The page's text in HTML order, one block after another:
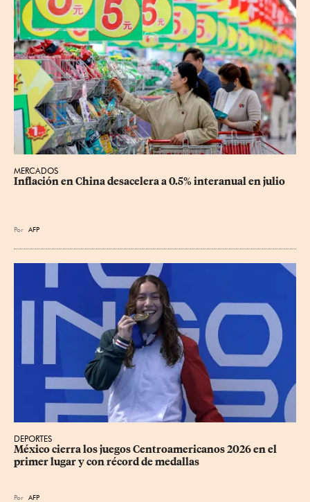
MERCADOS
Inflación en China desacelera a 0.5% interanual en julio
Por AFP
DEPORTES
México cierra los juegos Centroamericanos 2026 en el
primer lugar y con récord de medallas
Por AFP